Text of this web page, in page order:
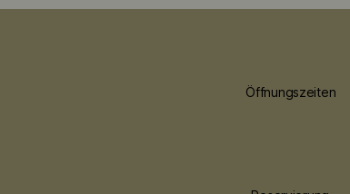
Öffnungszeiten